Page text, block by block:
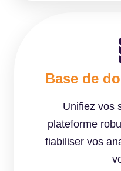
Base de
Unifiez vos
plateforme
fiabiliser vos